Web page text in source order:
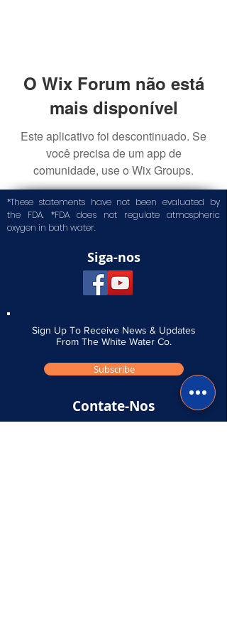
O Wix Forum não está
mais disponível
Este aplicativo foi descontinuado. Se
você precisa de um app de
comunidade, use o Wix Groups.
*These statements have not been evaluated by
the FDA. *FDA does not regulate atmospheric
oxygen in bath water.
Siga-nos
Sign Up To Receive News & Updates
From The White Water Co.
Subscribe
Contate-Nos